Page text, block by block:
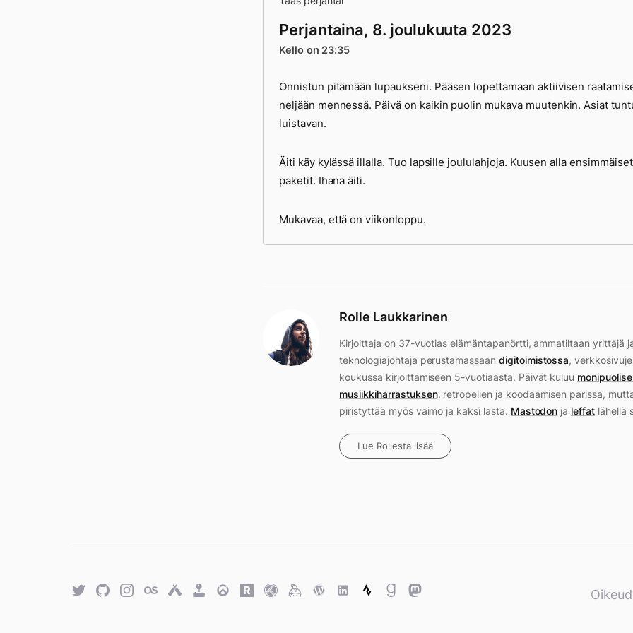
Perjantaina, 8. joulukuuta 2023
Kello on 23:35
Onnistun pitämään lupaukseni. Pääsen lopettamaan aktiivisen
neljään mennessä. Päivä on kaikin puolin mukava muutenkin. Asiat
luistavan.
Äiti käy kylässä illalla. Tuo lapsille joululahjoja. Kuusen alla ensimmäiset
paketit. Ihana äiti.
Mukavaa, että on viikonloppu.
Rolle Laukkarinen
Kirjoittaja on 37-vuotias elämäntapanörtti, ammatiltaan yrittäjä
teknologiajohtaja perustamassaan digitoimistossa,
koukussa kirjoittamiseen 5-vuotiaasta. Päivät kuluu
musiikkiharrastuksen, retropelien ja koodaamisen parissa,
piristyttää myös vaimo ja kaksi lasta. Mastodon ja leffatlähellä
Lue Rollesta lisää
TwitterGitHubTwitterLast.fmUntappd
RetroOverwatch
Rawg.ioTraktKeybaseWordPress
WordPress
StravaGoodreads
Mastodon